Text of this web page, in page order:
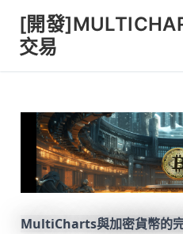
[開發
交易
MultiCharts與加密貨幣的